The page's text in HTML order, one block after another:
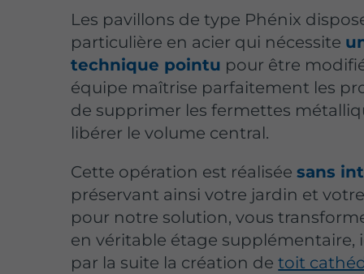
Les pavillons de type Phénix
particulière en acier qui nécessite
technique pointu pour être
équipe maîtrise parfaitement les
de supprimer les fermettes
libérer le volume central.
Cette opération est réaliséesans
préservant ainsi votre jardin et
pour notre solution, vous
en véritable étage supplémentaire,
par la suite la création detoit